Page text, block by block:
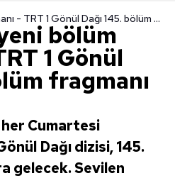
Gönül Dağı yeni bölüm fragmanı - TRT 1 Gönül Dağı 145. bölüm fragmanı izle
bölüm
1 Gönül
fragmanı
her Cumartesi
Dağı dizisi, 145.
gelecek. Sevilen